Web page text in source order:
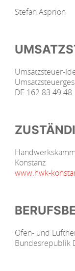
Stefan Asprion
Umsatzsteuer-
DE 162 83 49 48
Konstanz
www.hwk-
Ofen- und
Bundesrepublik